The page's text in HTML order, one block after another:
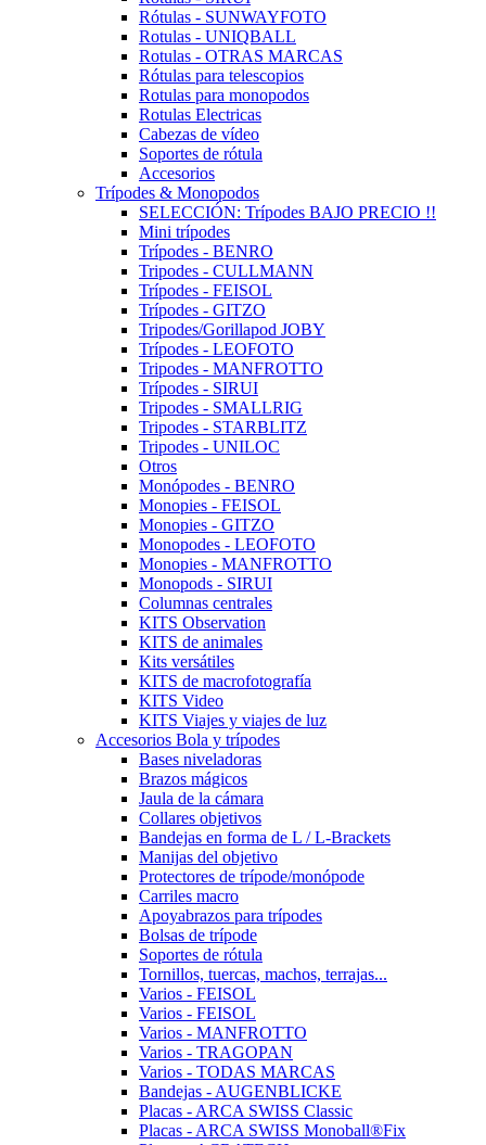
Rótulas - SUNWAYFOTO
Rotulas - UNIQBALL
Rotulas - OTRAS MARCAS
Rótulas para telescopios
Rotulas para monopodos
Rotulas Electricas
Cabezas de vídeo
Soportes de rótula
Accesorios
Trípodes & Monopodos
SELECCIÓN: Trípodes BAJO PRECIO !!
Mini trípodes
Trípodes - BENRO
Tripodes - CULLMANN
Trípodes - FEISOL
Trípodes - GITZO
Tripodes/Gorillapod JOBY
Trípodes - LEOFOTO
Tripodes - MANFROTTO
Trípodes - SIRUI
Tripodes - SMALLRIG
Tripodes - STARBLITZ
Tripodes - UNILOC
Otros
Monópodes - BENRO
Monopies - FEISOL
Monopies - GITZO
Monopodes - LEOFOTO
Monopies - MANFROTTO
Monopods - SIRUI
Columnas centrales
KITS Observation
KITS de animales
Kits versátiles
KITS de macrofotografía
KITS Video
KITS Viajes y viajes de luz
Accesorios Bola y trípodes
Bases niveladoras
Brazos mágicos
Jaula de la cámara
Collares objetivos
Bandejas en forma de L / L-Brackets
Manijas del objetivo
Protectores de trípode/monópode
Carriles macro
Apoyabrazos para trípodes
Bolsas de trípode
Soportes de rótula
Tornillos, tuercas, machos, terrajas...
Varios - FEISOL
Varios - FEISOL
Varios - MANFROTTO
Varios - TRAGOPAN
Varios - TODAS MARCAS
Bandejas - AUGENBLICKE
Placas - ARCA SWISS Classic
Placas - ARCA SWISS Monoball®Fix